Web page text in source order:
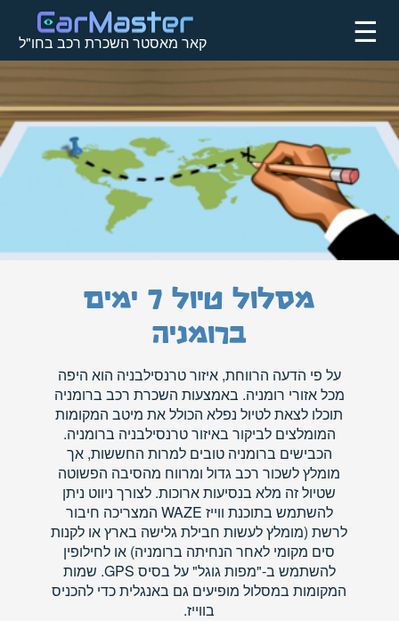
קאר מאסטר השכרת רכב בחו"ל ☰
מסלול טיול 7 ימים
ברומניה
על פי הדעה הרווחת, איזור טרנסילבניה הוא היפה
מכל אזורי רומניה. באמצעות השכרת רכב ברומניה
תוכלו לצאת לטיול נפלא הכולל את מיטב המקומות
המומלצים לביקור באיזור טרנסילבניה ברומניה.
הכבישים ברומניה טובים למרות החששות, אך
מומלץ לשכור רכב גדול ומרווח מהסיבה הפשוטה
שטיול זה מלא בנסיעות ארוכות. לצורך ניווט ניתן
להשתמש בתוכנת ווייז WAZE המצריכה חיבור
לרשת (מומלץ לעשות חבילת גלישה בארץ או לקנות
סים מקומי לאחר הנחיתה ברומניה) או לחילופין
להשתמש ב-"מפות גוגל" על בסיס GPS. שמות
המקומות במסלול מופיעים גם באנגלית כדי להכניס
בווייז.